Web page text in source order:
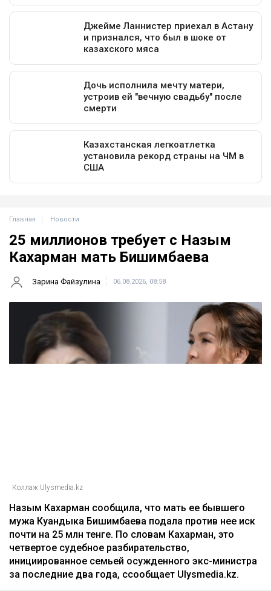
Главная Новости
25 миллионов требует с Назым
Кахарман мать Бишимбаева
Зарина Файзулина 06.08.2026, 08:58
Коллаж Ulysmedia.kz
Назым Кахарман сообщила, что мать ее бывшего
мужа Куандыка Бишимбаева подала против нее иск
почти на 25 млн тенге. По словам Кахарман, это
четвертое судебное разбирательство,
инициированное семьей осужденного экс-министра
за последние два года, ссообщает Ulysmedia.kz.